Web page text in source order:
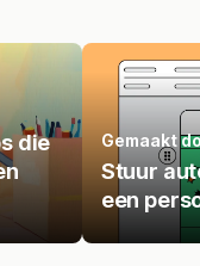
die
Gemaakt
Stuur
een